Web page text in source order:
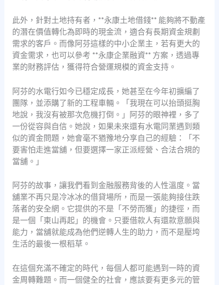
此外，針對土地持有者，**永康土地借錢** 能夠將不動產
的潛在價值轉化為即時的現金流，適合有長期資金規劃
需求的客戶。而像阿芬這樣的中小企業主，若有更大的
資金需求，也可以參考 **永康企業融資** 方案，透過專
業的財務評估，獲得符合營運規模的資金支持。
阿芬的水電行如今已穩定成長，她甚至在今年初擴編了
團隊，並添購了新的工程車輛。「我現在可以抬頭挺胸
地說，我沒有被那次危機打倒。」阿芬的眼神裡，多了
一份從容與自信。她說，如果未來還有水電同業遇到類
似的資金問題，她會毫不猶豫地分享自己的經驗：「不
要害怕走進當舖，但要選擇一家正派經營、合法合規的
當舖。」
阿芬的故事，讓我們看到金融服務背後的人性溫度。當
舖業不再只是冷冰冰的借貸場所，而是一張能夠接住跌
落者的安全網。它提供的不是「不勞而獲」的捷徑，而
是一個「東山再起」的機會。只要借款人有還款意願與
能力，當舖就能成為他們逆轉人生的助力，而不是壓垮
生活的最後一根稻草。
在這個充滿不確定的時代，每個人都可能遇到一時的資
金周轉難題。而一個健全的社會，應該要有更多元的管